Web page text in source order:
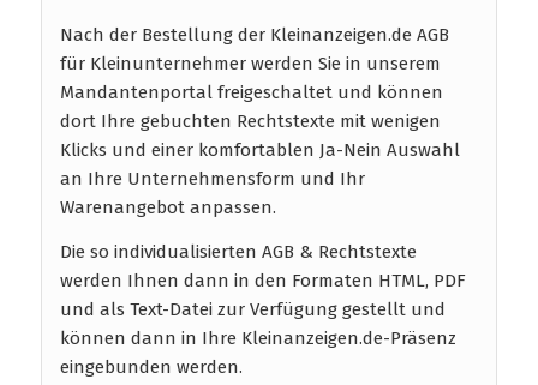
Nach der Bestellung der Kleinanzeigen.de AGB
für Kleinunternehmer werden Sie in unserem
Mandantenportal freigeschaltet und können
dort Ihre gebuchten Rechtstexte mit wenigen
Klicks und einer komfortablen Ja-Nein Auswahl
an Ihre Unternehmensform und Ihr
Warenangebot anpassen.
Die so individualisierten AGB & Rechtstexte
werden Ihnen dann in den Formaten HTML, PDF
und als Text-Datei zur Verfügung gestellt und
können dann in Ihre Kleinanzeigen.de-Präsenz
eingebunden werden.